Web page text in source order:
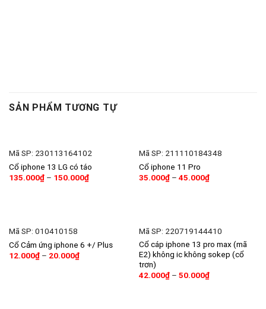
SẢN PHẨM TƯƠNG TỰ
Mã SP: 230113164102
Cổ iphone 13 LG có táo
135.000₫– 150.000₫
Mã SP: 211110184348
Cổ iphone 11 Pro
35.000₫– 45.000₫
Mã SP: 010410158
Cổ Cảm ứng iphone 6 +/ Plus
12.000₫– 20.000₫
Mã SP: 220719144410
Cổ cáp iphone 13 pro max (mã
E2) không ic không sokep (cổ
trơn)
42.000₫– 50.000₫